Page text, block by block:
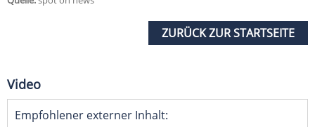
ZURÜCK ZUR STARTSEITE
Video
Empfohlener externer Inhalt: